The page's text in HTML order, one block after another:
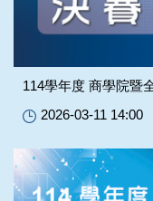
114學年度 商學院暨
2026-03-11 14:00